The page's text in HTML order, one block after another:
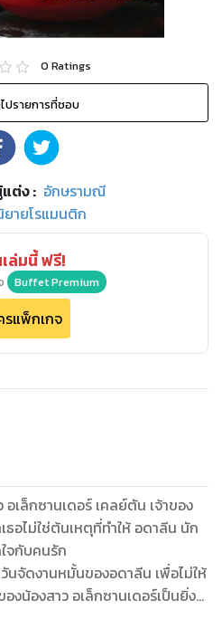
0 Ratings
ปรายการที่ชอบ
ต่ง : อักษรามณี
ยายโรแมนติก
ล่มนี้ ฟรี!
Buffet Premium
แพ็กเกจ
เล็กซานเดอร์ เคลย์ตัน เจ้าของ
ธอไม่ใช่ต้นเหตุที่ทำให้ อดาลีน นัก
จกับคนรัก
นจัดงานหมั้นของอดาลีน เพื่อไม่ให้
งน้องสาว อเล็กซานเดอร์เป็นยิ่ง
ยดชังต่อเธอสารพัด เห็นเธอเป็น